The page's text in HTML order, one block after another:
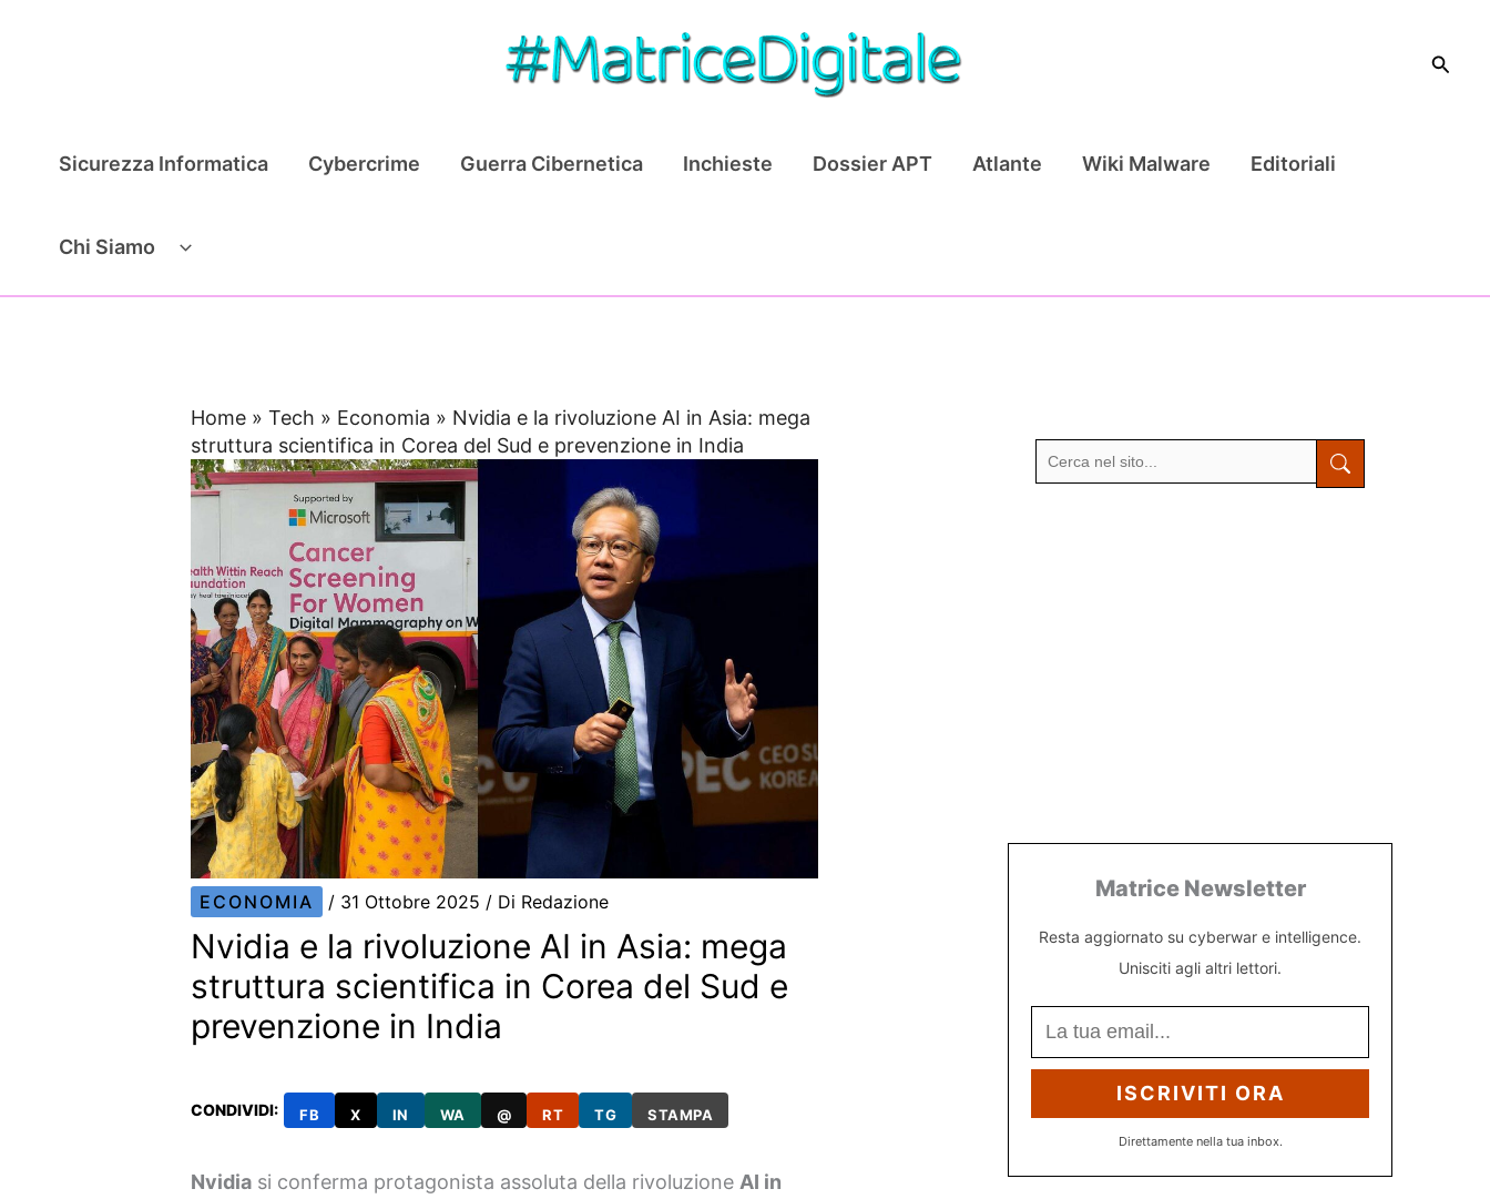
Cerca
Sicurezza Informatica Cybercrime Guerra Cibernetica Inchieste Dossier APT Atlante Wiki Malware Editoriali
Chi Siamo
Home »Tech » Economia » Nvidia e la rivoluzione AI in Asia: mega
struttura scientifica in Corea del Sud e prevenzione in India
ECONOMIA / 31 Ottobre 2025 / Di Redazione
Nvidia e la rivoluzione AI in Asia: mega
struttura scientifica in Corea del Sud e
prevenzione in India
CONDIVIDI: FB X IN WA @ RT TG STAMPA
Nvidia si conferma protagonista assoluta della rivoluzione AI in
Matrice Newsletter
Resta aggiornato su cyberwar e intelligence.
Unisciti agli altri lettori.
ISCRIVITI ORA
Direttamente nella tua inbox.